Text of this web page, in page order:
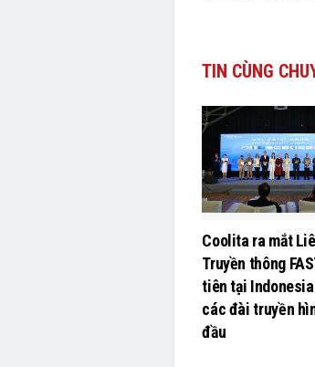
TIN CÙNG
Coolita ra mắt
Truyền thông
tiên tại
các đài truyền
đầu